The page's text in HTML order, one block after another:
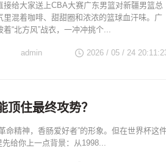
给大家送上CBA大赛广东男篮对新疆男篮总
混着咖啡、甜甜圈和浓浓的篮球血汗味。广
“北方风”战衣，一冲冲挑个...
2026 / 05 / 24
admin
住最终攻势？
命精神，香肠爱好者”的形象。但在世界杯这
先给你上一点背景：从1998...